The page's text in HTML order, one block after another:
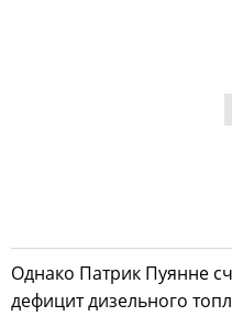
Однако Патрик Пуянне
дефицит дизельного